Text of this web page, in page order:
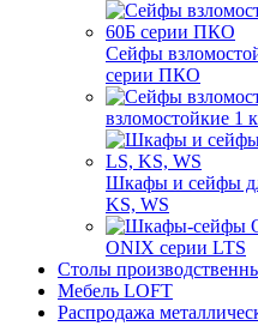
Сейфы
серии ПКО
взломостойкие 1
Шкафы и сейфы
KS, WS
ONIX серии LTS
Столы
Мебель LOFT
Распродажа